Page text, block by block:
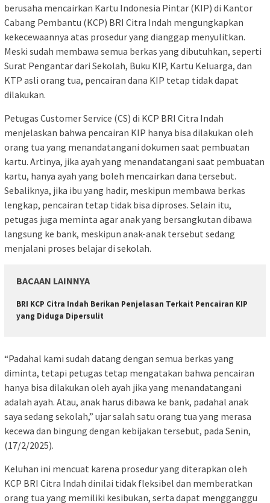
berusaha mencairkan Kartu Indonesia Pintar (KIP) di Kantor
Cabang Pembantu (KCP) BRI Citra Indah mengungkapkan
kekecewaannya atas prosedur yang dianggap menyulitkan.
Meski sudah membawa semua berkas yang dibutuhkan, seperti
Surat Pengantar dari Sekolah, Buku KIP, Kartu Keluarga, dan
KTP asli orang tua, pencairan dana KIP tetap tidak dapat
dilakukan.
Petugas Customer Service (CS) di KCP BRI Citra Indah
menjelaskan bahwa pencairan KIP hanya bisa dilakukan oleh
orang tua yang menandatangani dokumen saat pembuatan
kartu. Artinya, jika ayah yang menandatangani saat pembuatan
kartu, hanya ayah yang boleh mencairkan dana tersebut.
Sebaliknya, jika ibu yang hadir, meskipun membawa berkas
lengkap, pencairan tetap tidak bisa diproses. Selain itu,
petugas juga meminta agar anak yang bersangkutan dibawa
langsung ke bank, meskipun anak-anak tersebut sedang
menjalani proses belajar di sekolah.
BACAAN LAINNYA
BRI KCP Citra Indah Berikan Penjelasan Terkait Pencairan KIP
yang Diduga Dipersulit
“Padahal kami sudah datang dengan semua berkas yang
diminta, tetapi petugas tetap mengatakan bahwa pencairan
hanya bisa dilakukan oleh ayah jika yang menandatangani
adalah ayah. Atau, anak harus dibawa ke bank, padahal anak
saya sedang sekolah,” ujar salah satu orang tua yang merasa
kecewa dan bingung dengan kebijakan tersebut, pada Senin,
(17/2/2025).
Keluhan ini mencuat karena prosedur yang diterapkan oleh
KCP BRI Citra Indah dinilai tidak fleksibel dan memberatkan
orang tua yang memiliki kesibukan, serta dapat mengganggu